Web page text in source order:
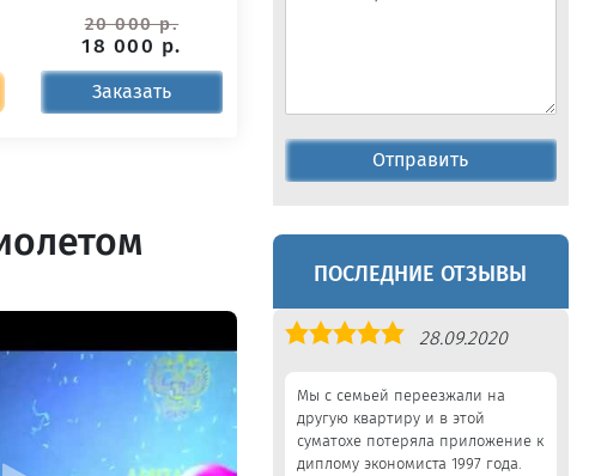
20 000 р.
18 000 р.
Заказать
Отправить
ПОСЛЕДНИЕ ОТЗЫВЫ
Оценка
28.09.2020
Мы с семьей переезжали на
другую квартиру и в этой
суматохе потеряла приложение к
диплому экономиста 1997 года.